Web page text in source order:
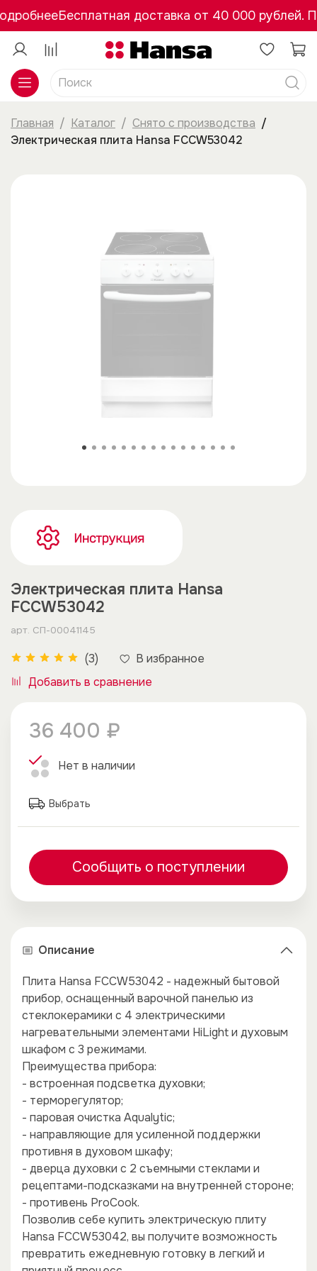
Бесплатная доставка от 40 000 рублей.
Главная Каталог
Снято с производства
Электрическая плита Hansa FCCW53042
Электрическая плита Hansa
FCCW53042
арт. СП-00041145
(3)
В избранное
Добавить в сравнение
36 400 ₽
Нет в наличии
Выбрать
Сообщить о поступлении
Описание
Плита Hansa FCCW53042 - надежный бытовой
прибор, оснащенный варочной панелью из
стеклокерамики с 4 электрическими
нагревательными элементами HiLight и духовым
шкафом с 3 режимами.
Преимущества прибора:
- встроенная подсветка духовки;
- терморегулятор;
- паровая очистка Aqualytic;
- направляющие для усиленной поддержки
противня в духовом шкафу;
- дверца духовки с 2 съемными стеклами и
рецептами-подсказками на внутренней стороне;
- противень ProCook.
Позволив себе купить электрическую плиту
Hansa FCCW53042, вы получите возможность
превратить ежедневную готовку в легкий и